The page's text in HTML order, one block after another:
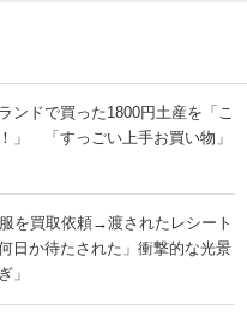
ンドで買った1800円土産を「こ
」 「すっごい上手お買い物」
を買取依頼→渡されたレシート
か待たされた」衝撃的な光景
」